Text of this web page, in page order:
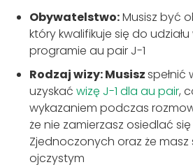
Obywatelstwo:Musisz być
który kwalifikuje się do
programie au pair J-1
Rodzaj wizy: Musiszspełnić
uzyskaćwizę J-1 dla au pair,
wykazaniem podczas
że nie zamierzasz osiedlać
Zjednoczonych oraz że masz
ojczystym